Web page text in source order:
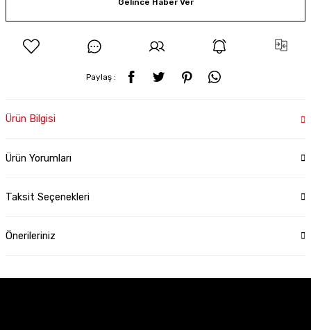
Paylaş :
Ürün Bilgisi
Ürün Yorumları
Taksit Seçenekleri
Önerileriniz